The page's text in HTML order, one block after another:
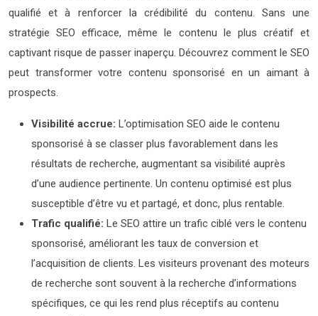
qualifié et à renforcer la crédibilité du contenu. Sans une
stratégie SEO efficace, même le contenu le plus créatif et
captivant risque de passer inaperçu. Découvrez comment le SEO
peut transformer votre contenu sponsorisé en un aimant à
prospects.
Visibilité accrue: L’optimisation SEO aide le contenu
sponsorisé à se classer plus favorablement dans les
résultats de recherche, augmentant sa visibilité auprès
d’une audience pertinente. Un contenu optimisé est plus
susceptible d’être vu et partagé, et donc, plus rentable.
Trafic qualifié: Le SEO attire un trafic ciblé vers le contenu
sponsorisé, améliorant les taux de conversion et
l’acquisition de clients. Les visiteurs provenant des moteurs
de recherche sont souvent à la recherche d’informations
spécifiques, ce qui les rend plus réceptifs au contenu